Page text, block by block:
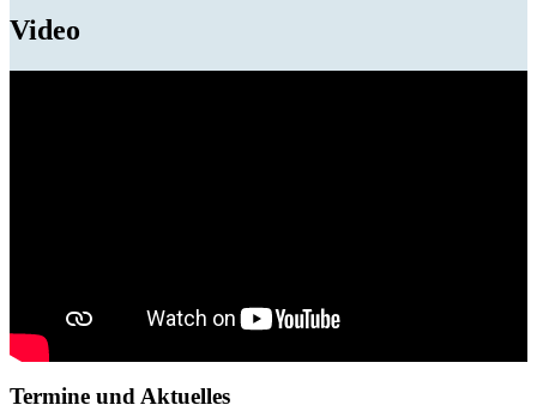
Video
Termine und Aktuelles